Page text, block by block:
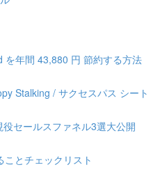
を年間 43,880 円 節約する方法
Stalking / サクセスパス シート
セールスファネル3選大公開
とチェックリスト